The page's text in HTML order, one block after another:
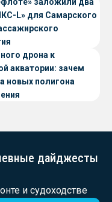
L» для Самарского
дрона к
акватории: зачем
новых полигона
дайджесты
и судоходстве